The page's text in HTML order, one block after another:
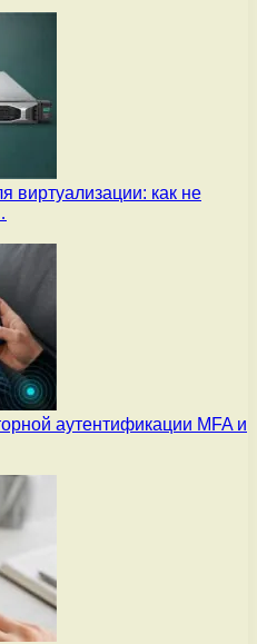
виртуализации: как не
аутентификации MFA и